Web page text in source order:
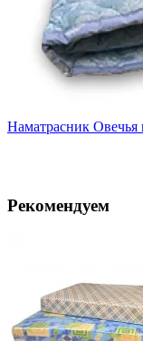
Наматрасник Овечья
Рекомендуем